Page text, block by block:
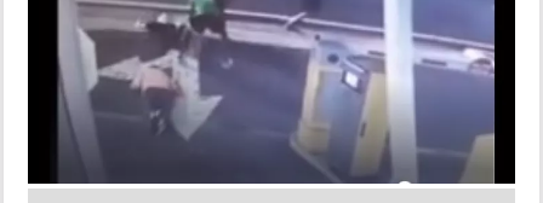
INSÓLITAS
MULTIMEDIA
IMPRESO